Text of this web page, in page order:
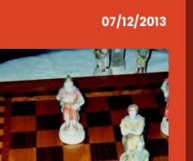
07/12/2013